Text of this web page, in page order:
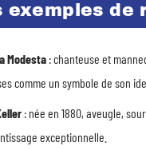
exemples de
Modesta : chanteuse et
comme un symbole de son
: née en 1880, aveugle,
exceptionnelle.